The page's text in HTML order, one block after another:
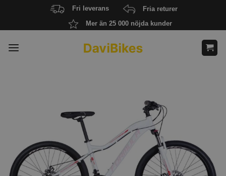
content
Fri leverans
Fria returer
Mer än 25 000 nöjda kunder